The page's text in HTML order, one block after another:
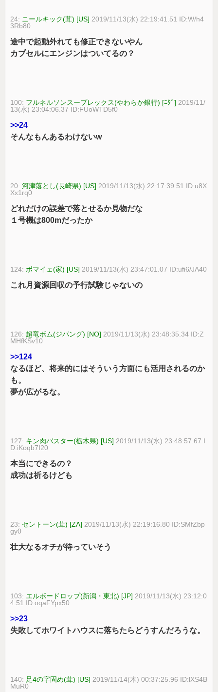
24: ニールキック(茸) [US] 2019/11/13(水) 22:19:41.51 ID:W/h4
3Rb80
途中で起動外れても修正できないやん
カプセルにエンジンはついてるの？
100: フルネルソンスープレックス(やわらか銀行) [ﾆﾀﾞ] 2019/11/
13(水) 23:04:06.37 ID:FUoWTD5f0
>>24
そんなもんあるわけないw
20:河津落とし(長崎県) [US] 2019/11/13(水) 22:17:39.51 ID:u8X
Xx1rq0
どれだけの誤差で落とせるか見物だな
１号機は800mだったか
124:ボマイェ(家) [US] 2019/11/13(水) 23:47:01.07 ID:ufi6/JA40
これ月資源回収の予行試験じゃないの
126: 超竜ボム(ジパング) [NO] 2019/11/13(水) 23:48:35.34 ID:Z
MHfKSv10
>>124
なるほど、将来的にはそういう方面にも活用されるのか
も。
夢が広がるな。
127: キン肉バスター(栃木県) [US] 2019/11/13(水) 23:48:57.67 I
D:iKoqb7I20
本当にできるの？
成功は祈るけども
23: セントーン(茸) [ZA] 2019/11/13(水) 22:19:16.80 ID:SMfZbp
gy0
壮大なるオチが待っていそう
103: エルボードロップ(新潟・東北) [JP] 2019/11/13(水) 23:12:0
4.51 ID:oqaFYpx50
>>23
失敗してホワイトハウスに落ちたらどうすんだろうな。
140: 足4の字固め(茸) [US] 2019/11/14(木) 00:37:25.96 ID:lXS4B
MuR0